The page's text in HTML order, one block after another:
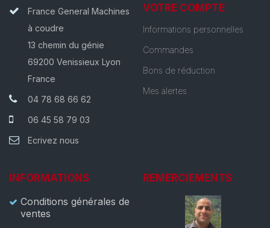
France General Machines
à coudre
13 chemin du génie
69200 Venissieux Lyon
France
04 78 68 66 62
06 45 58 79 03
Ecrivez nous
VOTRE COMPTE
Informations personnelles
Commandes
Bons de réduction
Mes alertes
INFORMATIONS
Conditions générales de
ventes
REMERCIEMENTS